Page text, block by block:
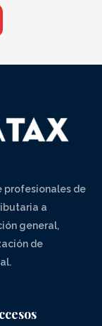
profesionales de
a
general,
de